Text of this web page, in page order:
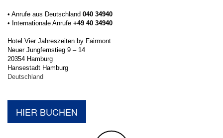
• Anrufe aus Deutschland 040 34940
• Internationale Anrufe +49 40 34940
Hotel Vier Jahreszeiten by Fairmont
Neuer Jungfernstieg 9 – 14
20354 Hamburg
Hansestadt Hamburg
Deutschland
HIER BUCHEN